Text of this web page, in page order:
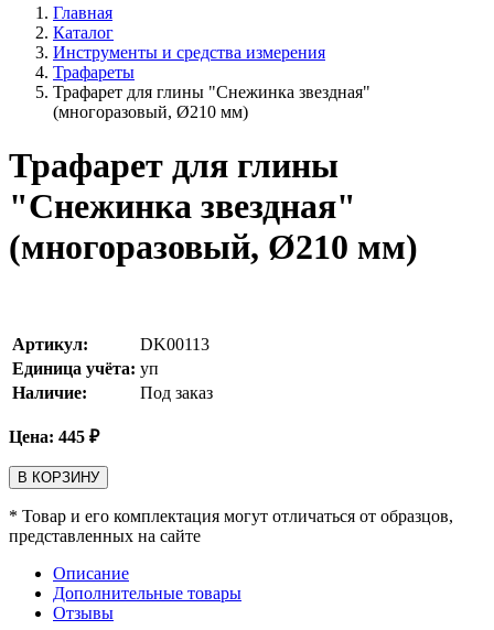
Главная
Каталог
Инструменты и средства измерения
Трафареты
Трафарет для глины "Снежинка звездная"
(многоразовый, Ø210 мм)
Трафарет для глины
"Снежинка звездная"
(многоразовый, Ø210 мм)
Артикул:
DK00113
Единица учёта: уп
Наличие:
Под заказ
Цена: 445 ₽
В КОРЗИНУ
* Товар и его комплектация могут отличаться от образцов,
представленных на сайте
Описание
Дополнительные товары
Отзывы